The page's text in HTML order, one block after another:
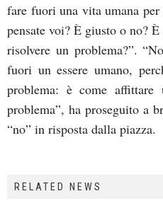
fare fuori una vita umana
pensate voi? È giusto o no?
risolvere un problema?”.
fuori un essere umano,
problema: è come
problema”, ha proseguito a
“no” in risposta dalla piazza.
RELATED NEWS